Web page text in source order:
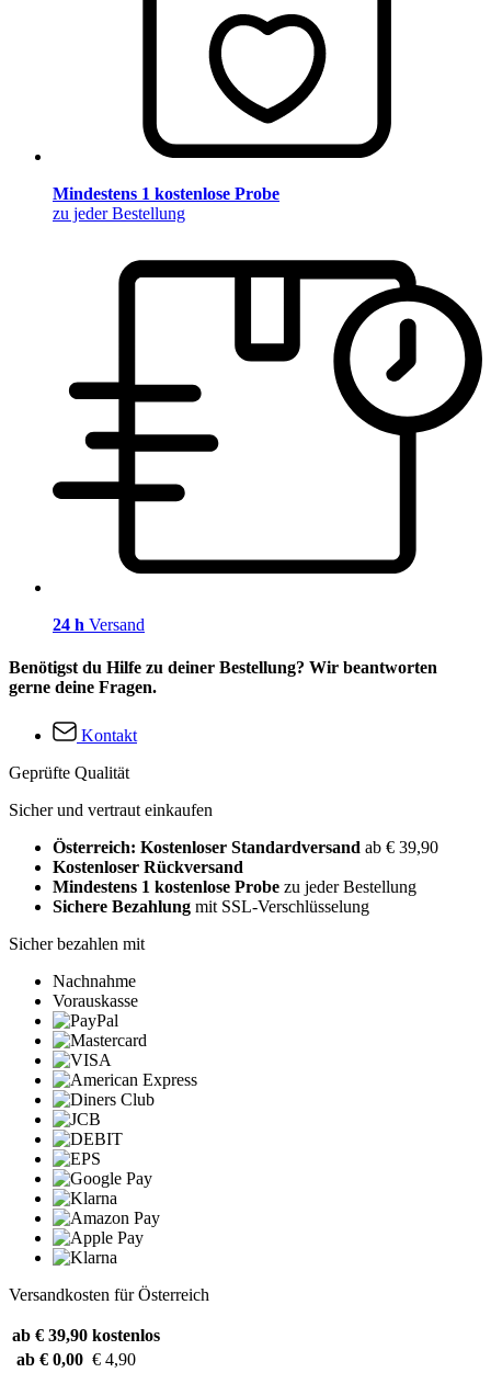
Mindestens 1 kostenlose Probe
zu jeder Bestellung
24 h Versand
Benötigst du Hilfe zu deiner Bestellung? Wir beantworten
gerne deine Fragen.
Kontakt
Geprüfte Qualität
Sicher und vertraut einkaufen
Österreich: Kostenloser Standardversand ab € 39,90
Kostenloser Rückversand
Mindestens 1 kostenlose Probe zu jeder Bestellung
Sichere Bezahlung mit SSL-Verschlüsselung
Sicher bezahlen mit
Nachnahme
Vorauskasse
Versandkosten für Österreich
ab € 39,90 kostenlos
ab € 0,00 € 4,90